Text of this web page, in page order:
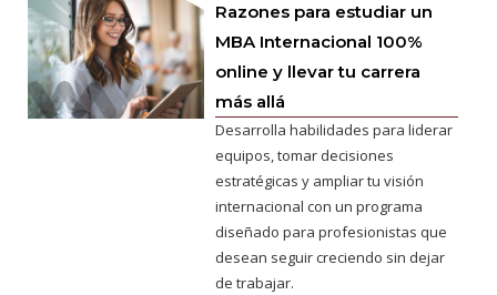
Razones para estudiar un
MBA Internacional 100%
online y llevar tu carrera
más allá
Desarrolla habilidades para liderar
equipos, tomar decisiones
estratégicas y ampliar tu visión
internacional con un programa
diseñado para profesionistas que
desean seguir creciendo sin dejar
de trabajar.